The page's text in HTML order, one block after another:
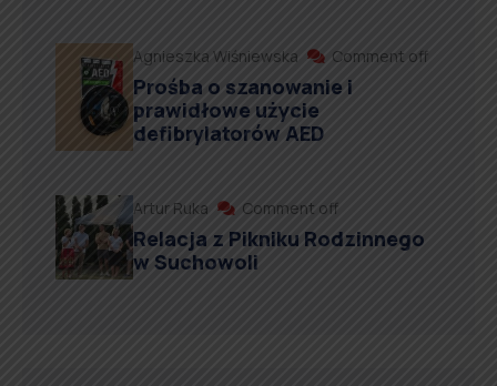
Agnieszka Wiśniewska Comment off
Prośba o szanowanie i
prawidłowe użycie
defibrylatorów AED
Artur Ruka Comment off
Relacja z Pikniku Rodzinnego
w Suchowoli